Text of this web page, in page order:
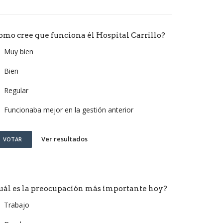
cree que funciona él Hospital Carrillo?
Muy bien
Bien
Regular
Funcionaba mejor en la gestión anterior
VOTAR Ver resultados
es la preocupación más importante hoy?
Trabajo